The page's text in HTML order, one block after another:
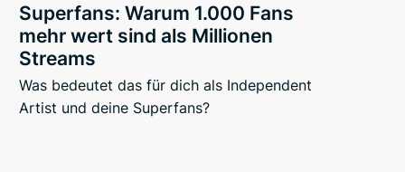
Superfans: Warum 1.000 Fans
mehr wert sind als Millionen
Streams
Was bedeutet das für dich als Independent
Artist und deine Superfans?